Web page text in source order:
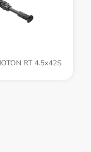
RT 4.5x42S